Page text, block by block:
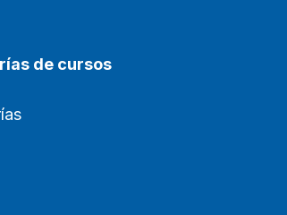
de cursos